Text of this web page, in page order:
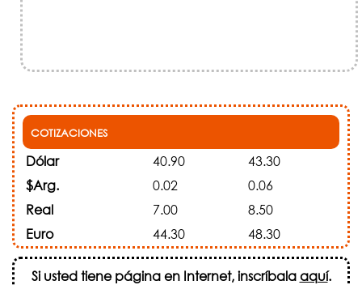
COTIZACIONES
Dólar 40.90
43.30
$Arg.
0.02
0.06
Real
7.00
8.50
Euro
44.30 48.30
Si usted tiene página en Internet, inscríbalaaquí.